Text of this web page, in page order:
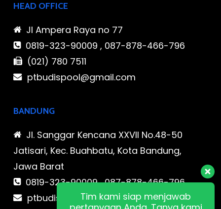
HEAD OFFICE
Jl Ampera Raya no 77
0819-323-90009 , 087-878-466-796
(021) 780 7511
ptbudispool@gmail.com
BANDUNG
Jl. Sanggar Kencana XXVII No.48-50
Jatisari, Kec. Buahbatu, Kota Bandung,
Jawa Barat
0819-323-90009 , 087-878-466-796
ptbudispool@gmail.comTim kami siap menjawab